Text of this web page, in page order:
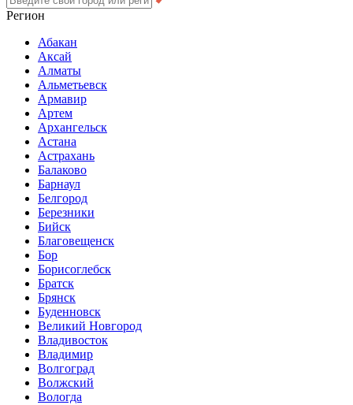
Регион
Абакан
Аксай
Алматы
Альметьевск
Армавир
Артем
Архангельск
Астана
Астрахань
Балаково
Барнаул
Белгород
Березники
Бийск
Благовещенск
Бор
Борисоглебск
Братск
Брянск
Буденновск
Великий Новгород
Владивосток
Владимир
Волгоград
Волжский
Вологда